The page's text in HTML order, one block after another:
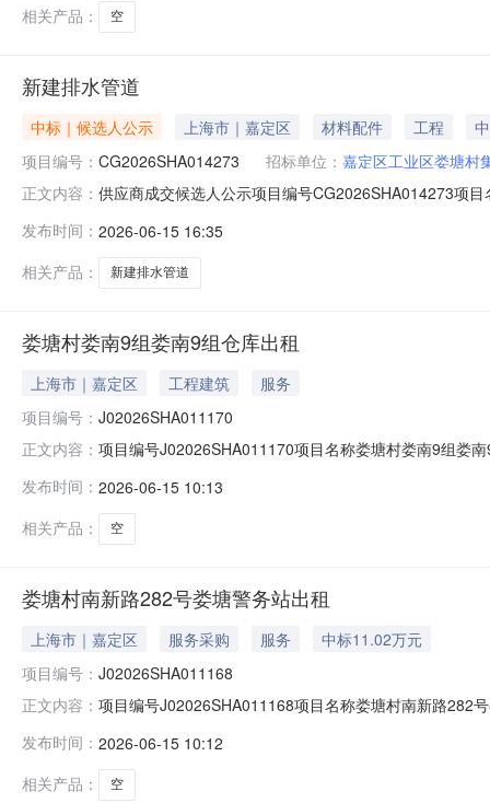
相关产品：
空
新建排水管道
中标｜候选人公示 上海市｜嘉定区 材料配件 工程
项目编号： CG2026SHA014273 招标单位： 嘉定区工业区娄塘村
正文内容： 供应商成交候选人公示项目编号CG2026SHA014273项
事求是，提供具体线索或事实依据。以单位名义反映情
发布时间： 2026-06-15 16:35
相关产品：
新建排水管道
娄塘村娄南9组娄南9组仓库出租
上海市｜嘉定区 工程建筑
服务
项目编号： J02026SHA011170
正文内容： 项目编号J02026SHA011170项目名称娄塘村娄南9组娄
系地址（上海市云岭东路689号1号楼）。反映情况须实
发布时间： 2026-06-15 10:13
相关产品：
空
娄塘村南新路282号娄塘警务站出租
上海市｜嘉定区 服务采购 服务
中标11.02万元
项目编号： J02026SHA011168
正文内容： 项目编号J02026SHA011168项目名称娄塘村南新路282
62657272-124）；联系地址（上海市云岭东路689号1
发布时间： 2026-06-15 10:12
相关产品：
空